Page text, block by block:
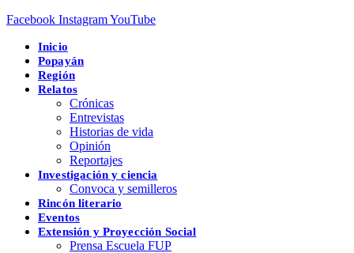
Facebook InstagramYouTube
Inicio
Popayán
Región
Relatos
Crónicas
Entrevistas
Historias de vida
Opinión
Reportajes
Investigación y ciencia
Convoca y semilleros
Rincón literario
Eventos
Extensión y Proyección Social
Prensa Escuela FUP